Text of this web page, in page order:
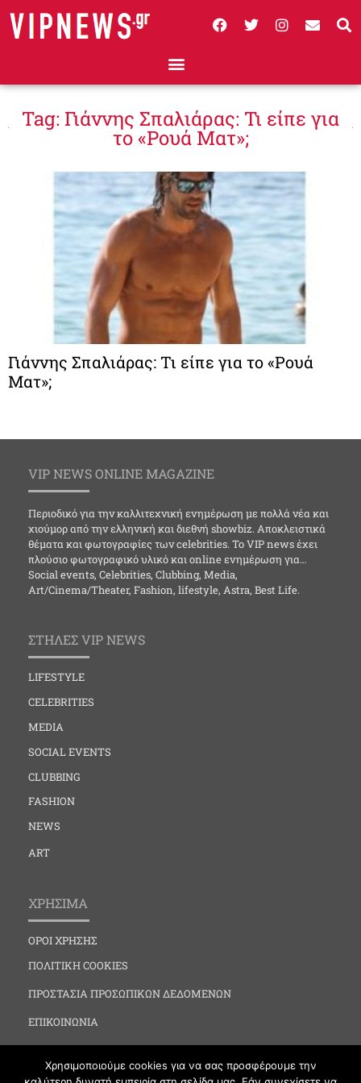
Tag: Γιάννης Σπαλιάρας: Τι είπε για
το «Ρουά Ματ»;
Γιάννης Σπαλιάρας: Τι είπε για το «Ρουά
Ματ»;
VIP NEWS ONLINE MAGAZINE
Περιοδικό για την καλλιτεχνική ενημέρωση με πολλά νέα και
χιούμορ από την ελληνική και διεθνή showbiz. Αποκλειστικά
θέματα και φωτογραφίες των celebrities. Το VIP news έχει
πλούσιο φωτογραφικό υλικό και online ενημέρωση για…
Social events, Celebrities, Clubbing, Media,
Art/Cinema/Theater, Fashion, lifestyle, Astra, Best Life.
ΣΤΗΛΕΣ VIP NEWS
LIFESTYLE
CELEBRITIES
MEDIA
SOCIAL EVENTS
CLUBBING
FASHION
NEWS
ART
ΧΡΗΣΙΜΑ
ΟΡΟΙ ΧΡΗΣΗΣ
ΠΟΛΙΤΙΚΗ COOKIES
ΠΡΟΣΤΑΣΙΑ ΠΡΟΣΩΠΙΚΩΝ ΔΕΔΟΜΕΝΩΝ
ΕΠΙΚΟΙΝΩΝΙΑ
Χρησιμοποιούμε cookies για να σας προσφέρουμε την